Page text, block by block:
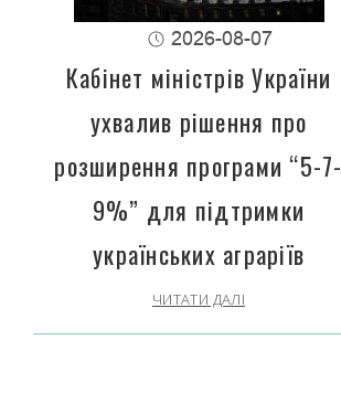
2026-08-07
Кабінет міністрів України
ухвалив рішення про
розширення програми “5-7-
9%” для підтримки
українських аграріїв
ЧИТАТИ ДАЛІ